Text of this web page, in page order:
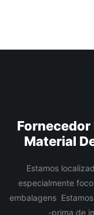
Fornecedor
Material
Estamos
especialmente
embalagens
-prima de